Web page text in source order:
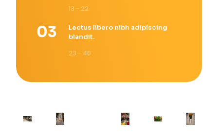
13 - 22
Lectus libero nibh adipiscing
blandit.
23 - 40